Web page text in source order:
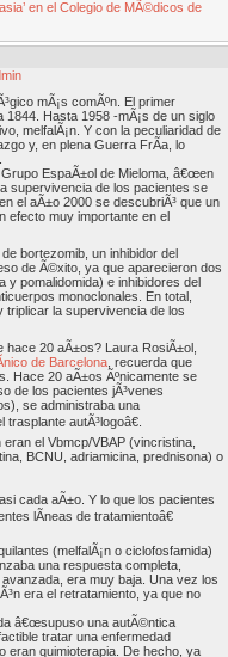
en el Colegio de MÃ©dicos de
mÃ¡s comÃºn. El primer
Hasta 1958 -mÃ¡s de un siglo
melfalÃ¡n. Y con la peculiaridad de
y, en plena Guerra FrÃ­a, lo
EspaÃ±ol de Mieloma, â€œen
supervivencia de los pacientes se
el aÃ±o 2000 se descubriÃ³ que un
efecto muy importante en el
bortezomib, un inhibidor del
de Ã©xito, ya que aparecieron dos
y pomalidomida) e inhibidores del
monoclonales. En total,
triplicar la supervivencia de los
hace 20 aÃ±os? Laura RosiÃ±ol,
de Barcelona , recuerda que
Hace 20 aÃ±os Ãºnicamente se
de los pacientes jÃ³venes
se administraba una
autÃ³logoâ€.
el Vbmcp/VBAP (vincristina,
BCNU, adriamicina, prednisona) o
cada aÃ±o. Y lo que los pacientes
lÃ­neas de tratamientoâ€
(melfalÃ¡n o ciclofosfamida)
una respuesta completa,
era muy baja. Una vez los
era el retratamiento, ya que no
â€œsupuso una autÃ©ntica
tratar una enfermedad
eran quimioterapia. De hecho, ya